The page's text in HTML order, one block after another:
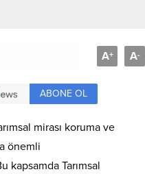
A+ A-
ABONE OL
mirası koruma ve
önemli
kapsamda Tarımsal